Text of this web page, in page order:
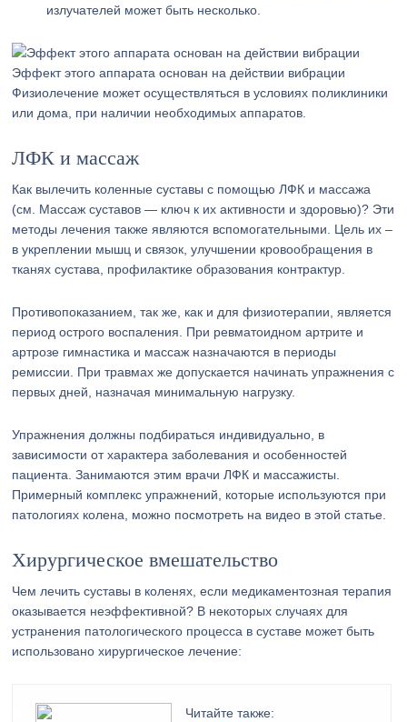
излучателей может быть несколько.
Эффект этого аппарата основан на действии вибрации
Физиолечение может осуществляться в условиях поликлиники
или дома, при наличии необходимых аппаратов.
ЛФК и массаж
Как вылечить коленные суставы с помощью ЛФК и массажа
(см. Массаж суставов — ключ к их активности и здоровью)? Эти
методы лечения также являются вспомогательными. Цель их –
в укреплении мышц и связок, улучшении кровообращения в
тканях сустава, профилактике образования контрактур.
Противопоказанием, так же, как и для физиотерапии, является
период острого воспаления. При ревматоидном артрите и
артрозе гимнастика и массаж назначаются в периоды
ремиссии. При травмах же допускается начинать упражнения с
первых дней, назначая минимальную нагрузку.
Упражнения должны подбираться индивидуально, в
зависимости от характера заболевания и особенностей
пациента. Занимаются этим врачи ЛФК и массажисты.
Примерный комплекс упражнений, которые используются при
патологиях колена, можно посмотреть на видео в этой статье.
Хирургическое вмешательство
Чем лечить суставы в коленях, если медикаментозная терапия
оказывается неэффективной? В некоторых случаях для
устранения патологического процесса в суставе может быть
использовано хирургическое лечение:
Читайте также: